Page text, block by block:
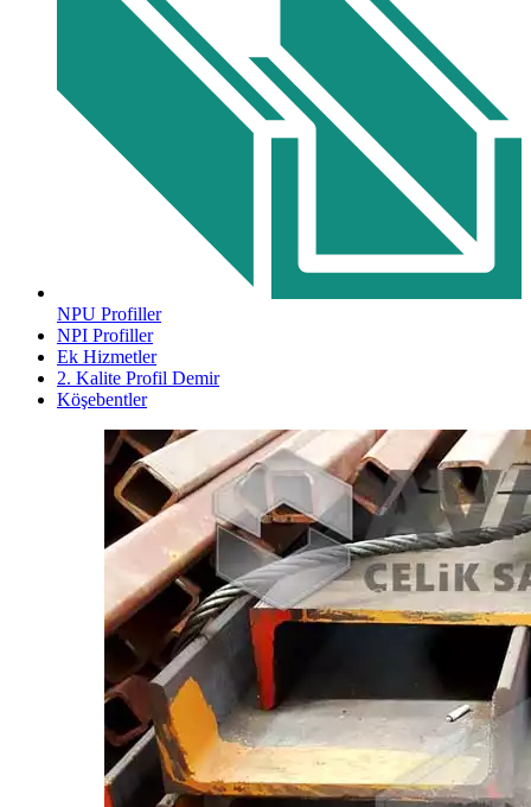
NPU Profiller
NPI Profiller
Ek Hizmetler
2. Kalite Profil Demir
Köşebentler